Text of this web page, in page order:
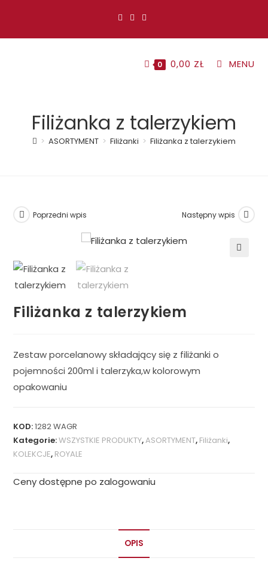
0 0,00 ZŁ MENU
Filiżanka z talerzykiem
> ASORTYMENT > Filiżanki > Filiżanka z talerzykiem
Poprzedni wpis Następny wpis
Filiżanka z talerzykiem
Zestaw porcelanowy składający się z filiżanki o
pojemności 200ml i talerzyka,w kolorowym
opakowaniu
KOD:1282 WAGR
Kategorie:WSZYSTKIE PRODUKTY,ASORTYMENT, Filiżanki,
KOLEKCJE, ROYALE
Ceny dostępne po zalogowaniu
OPIS